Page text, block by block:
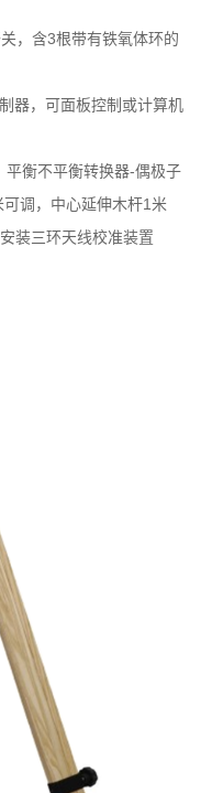
，含3根带有铁氧体环的
器，可面板控制或计算机
平衡不平衡转换器-偶极子
调，中心延伸木杆1米
装三环天线校准装置